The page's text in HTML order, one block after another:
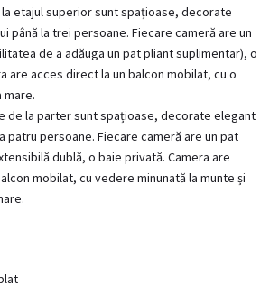
etajul superior sunt spațioase, decorate
până la trei persoane. Fiecare cameră are un
de a adăuga un pat pliant suplimentar), o
are acces direct la un balcon mobilat, cu o
mare.
de la parter sunt spațioase, decorate elegant
patru persoane. Fiecare cameră are un pat
dublă, o baie privată. Camera are
mobilat, cu vedere minunată la munte și
.